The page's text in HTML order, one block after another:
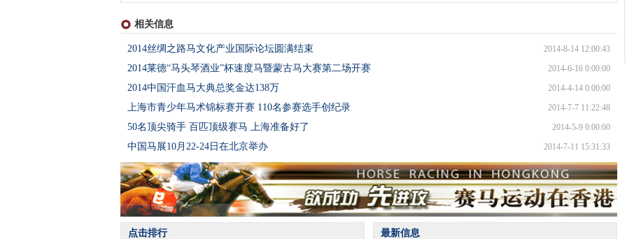
相关信息
2014丝绸之路马文化产业国际论坛圆满结束 2014-8-14 12:00:43
2014莱德“马头琴酒业”杯速度马暨蒙古马大赛第二场开赛 2014-6-16 0:00:00
2014中国汗血马大典总奖金达138万 2014-4-14 0:00:00
上海市青少年马术锦标赛开赛 110名参赛选手创纪录 2014-7-7 11:22:48
50名顶尖骑手 百匹顶级赛马 上海准备好了 2014-5-9 0:00:00
中国马展10月22-24日在北京举办 2014-7-11 15:31:33
点击排行 最新信息